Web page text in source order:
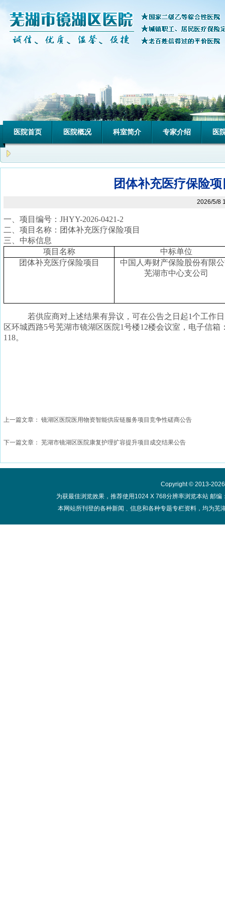
医院首页 医院概况 科室简介 专家介绍 医
团体补充医疗保险
2026/5/8
一、 项目编号： JHYY-2026-0421-2
二、项目名称： 团体补充医疗保险项目
三、中标信息
项目名称
中标单位
团体补充医疗保险项目
中国人 寿财产保险股份有限
芜湖市中心支公司
若供应商对上述结果有异议，可在公告之日起1个工作
区环城西路5号芜湖市镜湖区医院1号楼12楼会议室，电子信箱
118。
上一篇文章： 镜湖区医院医用物资智能供应链服务项目竞争性磋商公告
下一篇文章： 芜湖市镜湖区医院康复护理扩容提升项目成交结果公告
Copyright © 2013-
为获最佳浏览效果，推荐使用1024 X 768分辨率浏览本站 邮
本网站所刊登的各种新闻﹑信息和各种专题专栏资料，均为